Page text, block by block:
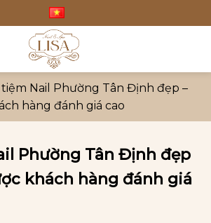
tiệm Nail Phường Tân Định đẹp –
hàng đánh giá cao
Phường Tân Định đẹp
khách hàng đánh giá